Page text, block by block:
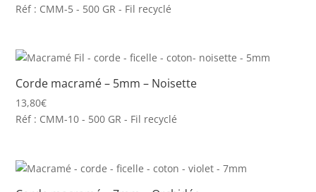
Réf : CMM-5 - 500 GR - Fil recyclé
Corde macramé – 5mm – Noisette
13,80€
Réf : CMM-10 - 500 GR - Fil recyclé